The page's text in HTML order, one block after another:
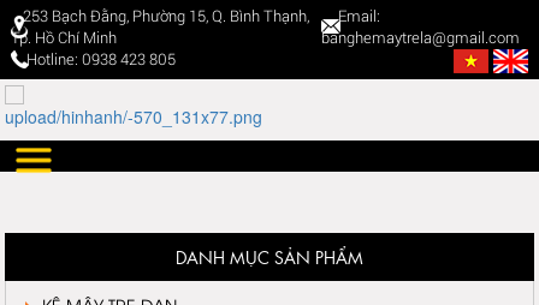
253 Bạch Đằng, Phường 15, Q. Bình Thạnh,
Tp. Hồ Chí Minh
Email:
banghemaytrela@gmail.com
Hotline: 0938 423 805
DANH MỤC SẢN PHẨM